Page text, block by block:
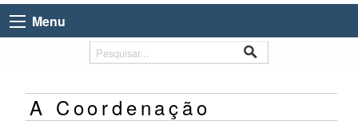
Menu
A Coordenação